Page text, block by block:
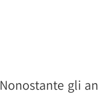
Nonostante gli